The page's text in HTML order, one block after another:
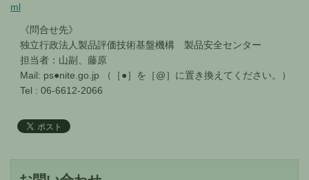
ml
《問合せ先》
独立行政法人製品評価技術基盤機構 製品安全センター
担当者：山副、藤原
Mail: ps●nite.go.jp （［●］を［@］に置き換えてください。）
Tel : 06-6612-2066